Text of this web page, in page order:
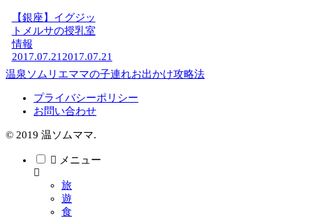
【銀座】イグジッ
トメルサの授乳室
情報
2017.07.212017.07.21
温泉ソムリエママの子連れお出かけ攻略法
プライバシーポリシー
お問い合わせ
© 2019 温ソムママ.
メニュー
旅
遊
食